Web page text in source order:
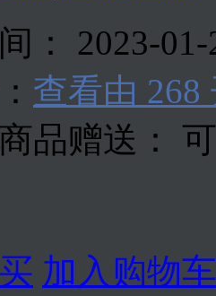
：
2023-01-
查看由 268
品赠送：
加入购物车